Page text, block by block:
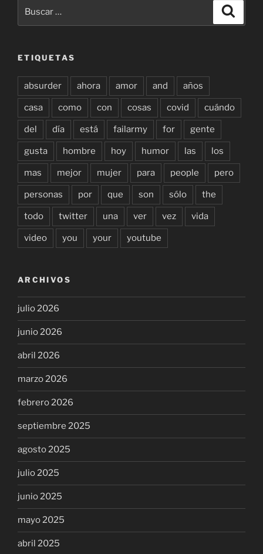
ETIQUETAS
absurder ahora amor and años
casa como con cosas covid cuándo
del día está failarmy for gente
gusta hombre hoy humor las los
mas mejor mujer para people pero
personas por que son sólo the
todo twitter una ver vez vida
video you your youtube
ARCHIVOS
julio 2026
junio 2026
abril 2026
marzo 2026
febrero 2026
septiembre 2025
agosto 2025
julio 2025
junio 2025
mayo 2025
abril 2025